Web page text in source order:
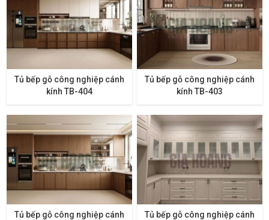
Tủ bếp gỗ công nghiệp cánh
kính TB-404
Tủ bếp gỗ công nghiệp cánh
kính TB-403
Tủ bếp gỗ công nghiệp cánh
Tủ bếp gỗ công nghiệp cánh